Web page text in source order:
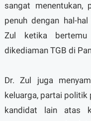
sangat menentukan,
penuh dengan hal-
Zul ketika
dikediaman TGB di
Dr. Zul juga
keluarga, partai politik
kandidat lain atas